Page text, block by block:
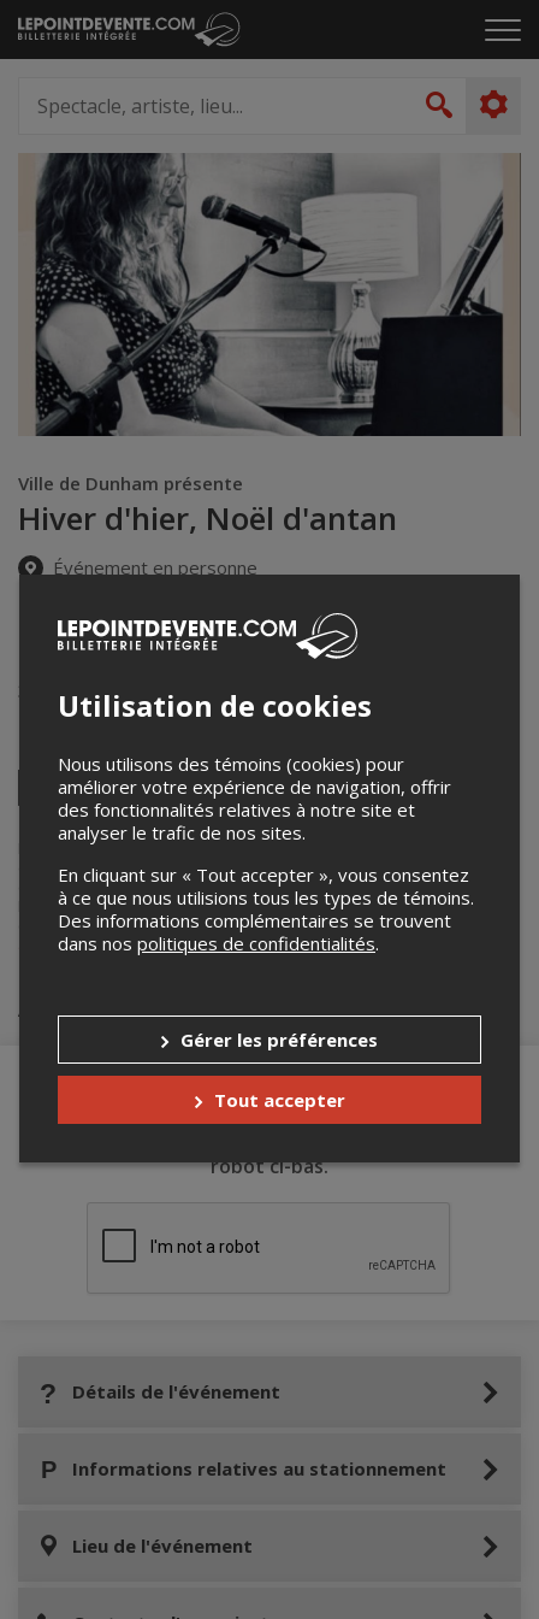
Passer
au
le
artiste,
lieu...
Ville de Dunham présente
Hiver d'hier, Noël d'antan
Événement en personne
19h30 – 21h00 / Entrée: 19h00
3638 rue Principale
Dunham Canada
Facebook
Twitter
LinkedinPinterestEnvoyer
par
courriel
Lepointdevente.com agit à titre de mandataire pour
dans le cadre de l’affichage en ligne et la vente de billets pour ses
événements.
Pour plus d’information à propos de cet événement, veuillez
contacter l’organisateur de l’événement,Ville de Dunham, à
art@ville.dunham.qc.ca.
Achat de billets
robot ci-bas.
Détails de l'événement
Informations relatives au stationnement
Lieu de l'événement
Utilisation de cookies
Nous utilisons des témoins (cookies) pour
améliorer votre expérience de navigation, offrir
des fonctionnalités relatives à notre site et
analyser le trafic de nos sites.
En cliquant sur « Tout accepter », vous consentez
à ce que nous utilisions tous les types de témoins.
Des informations complémentaires se trouvent
dans nos politiques de confidentialités.
Gérer les préférences
Tout accepter